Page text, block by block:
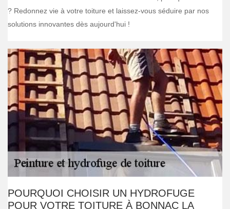
? Redonnez vie à votre toiture et laissez-vous séduire par nos
solutions innovantes dès aujourd'hui !
POURQUOI CHOISIR UN HYDROFUGE
POUR VOTRE TOITURE À BONNAC LA